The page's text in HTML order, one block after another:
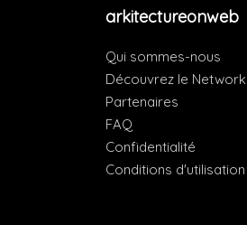
arkitectureonweb
Qui sommes-nous
Découvrez le Network
Partenaires
FAQ
Confidentialité
Conditions d'utilisation